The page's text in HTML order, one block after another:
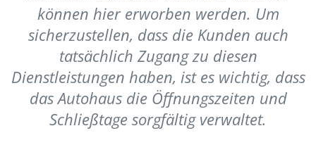
können hier erworben werden. Um
sicherzustellen, dass die Kunden auch
tatsächlich Zugang zu diesen
Dienstleistungen haben, ist es wichtig, dass
das Autohaus die Öffnungszeiten und
Schließtage sorgfältig verwaltet.